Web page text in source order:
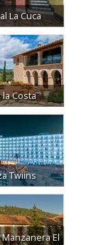
La Cuca
Costa
Twiins
El